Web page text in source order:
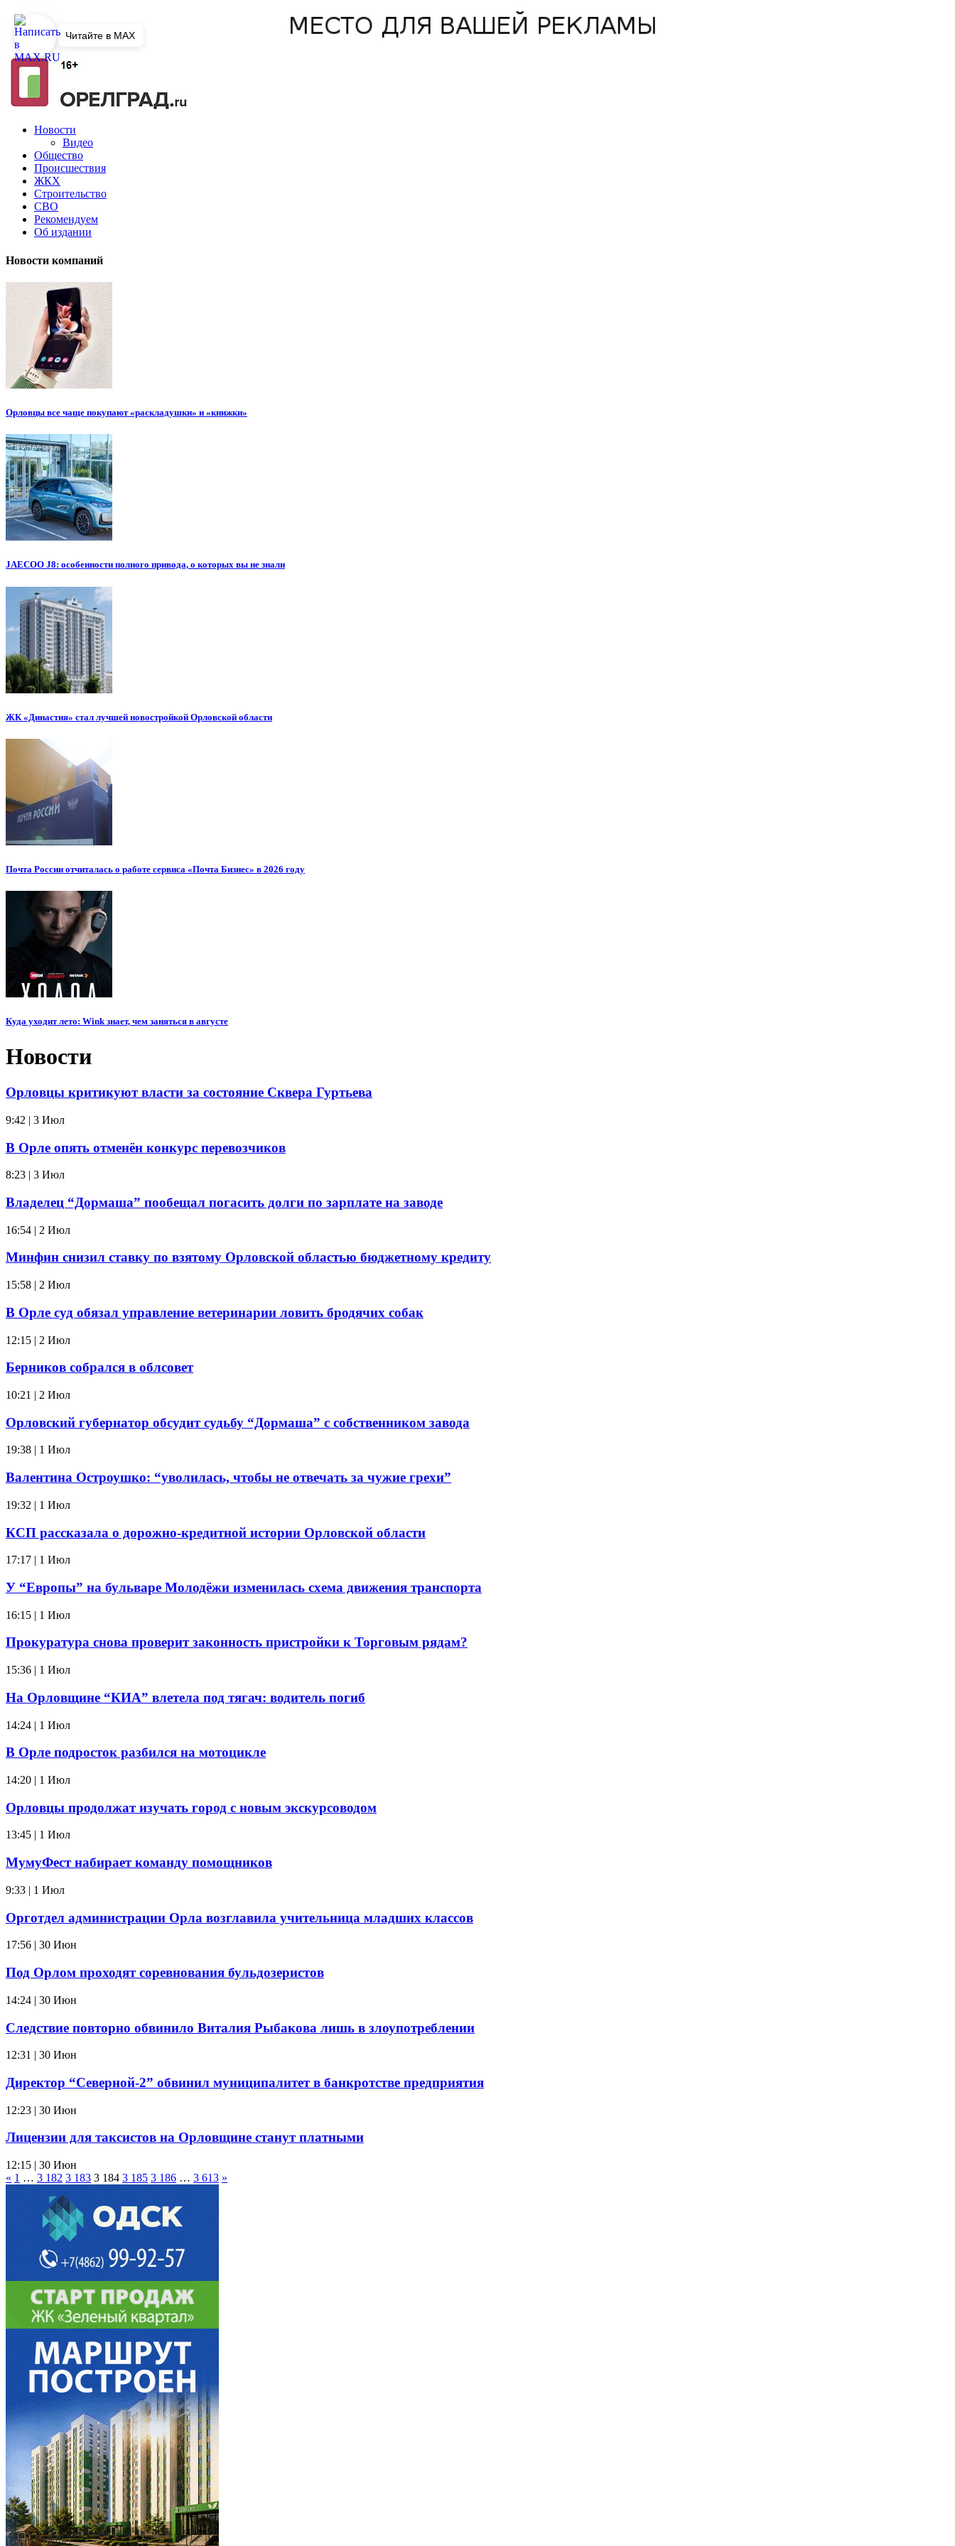
Новости
Видео
Общество
Происшествия
ЖКХ
Строительство
СВО
Рекомендуем
Об издании
Новости компаний
Орловцы все чаще покупают «раскладушки» и «книжки»
JAECOO J8: особенности полного привода, о которых вы не знали
ЖК «Династия» стал лучшей новостройкой Орловской области
Почта России отчиталась о работе сервиса «Почта Бизнес» в 2026 году
Куда уходит лето: Wink знает, чем заняться в августе
Новости
Орловцы критикуют власти за состояние Сквера Гуртьева
9:42 | 3 Июл
В Орле опять отменён конкурс перевозчиков
8:23 | 3 Июл
Владелец “Дормаша” пообещал погасить долги по зарплате на заводе
16:54 | 2 Июл
Минфин снизил ставку по взятому Орловской областью бюджетному кредиту
15:58 | 2 Июл
В Орле суд обязал управление ветеринарии ловить бродячих собак
12:15 | 2 Июл
Берников собрался в облсовет
10:21 | 2 Июл
Орловский губернатор обсудит судьбу “Дормаша” с собственником завода
19:38 | 1 Июл
Валентина Остроушко: “уволилась, чтобы не отвечать за чужие грехи”
19:32 | 1 Июл
КСП рассказала о дорожно-кредитной истории Орловской области
17:17 | 1 Июл
У “Европы” на бульваре Молодёжи изменилась схема движения транспорта
16:15 | 1 Июл
Прокуратура снова проверит законность пристройки к Торговым рядам?
15:36 | 1 Июл
На Орловщине “КИА” влетела под тягач: водитель погиб
14:24 | 1 Июл
В Орле подросток разбился на мотоцикле
14:20 | 1 Июл
Орловцы продолжат изучать город с новым экскурсоводом
13:45 | 1 Июл
МумуФест набирает команду помощников
9:33 | 1 Июл
Орготдел администрации Орла возглавила учительница младших классов
17:56 | 30 Июн
Под Орлом проходят соревнования бульдозеристов
14:24 | 30 Июн
Следствие повторно обвинило Виталия Рыбакова лишь в злоупотреблении
12:31 | 30 Июн
Директор “Северной-2” обвинил муниципалитет в банкротстве предприятия
12:23 | 30 Июн
Лицензии для таксистов на Орловщине станут платными
12:15 | 30 Июн
« 1 … 3 182 3 183 3 184 3 185 3 186 … 3 613 »
Читайте в MAX